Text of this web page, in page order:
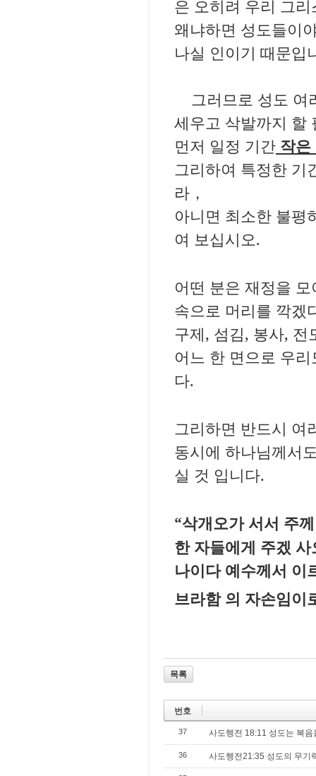
은 오히려 우리 그
왜냐하면 성도들이
나실 인이기 때문입
그러므로 성도 여
세우고 삭발까지 할
먼저 일정 기간 작은
그리하여 특정한 기
라，
아니면 최소한 불평
여 보십시오.
어떤 분은 재정을
속으로 머리를 깍겠
구제, 섬김, 봉사, 전
어느 한 면으로 우
다.
그리하면 반드시 여
동시에 하나님께서
실 것 입니다.
“삭개오가 서서 주
한 자들에게 주겠
나이다 예수께서 이
브라함 의 자손임이
목록
번호
37 사도행전 18:11 성도는 복
36 사도행전21:35 성도의 무기